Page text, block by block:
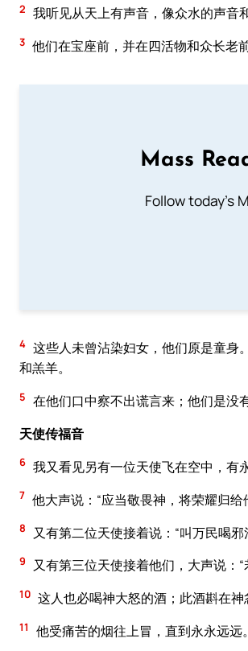
2 我听见从天上有声音，像众水的声音
3 他们在宝座前，并在四活物和众长老
Mass
Follow today's
4 这些人未曾沾染妇女，他们原是童身
和羔羊。
5 在他们口中察不出谎言来；他们是没
天使传福音
6 我又看见另有一位天使飞在空中，有
7 他大声说：“应当敬畏神，将荣耀归
8 又有第二位天使接着说：“叫万民喝
9 又有第三位天使接着他们，大声说：
10 这人也必喝神大怒的酒；此酒斟在
11 他受痛苦的烟往上冒，直到永永远